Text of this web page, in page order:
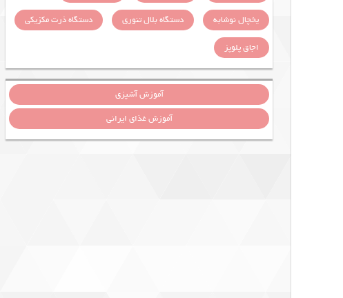
یخچال نوشابه
دستگاه بلال تنوری
دستگاه ذرت مکزیکی
اجاق پلوپز
آموزش آشپزی
آموزش غذای ایرانی